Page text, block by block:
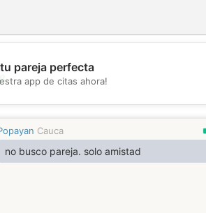
💕
pareja perfecta
app de citas ahora!
Cauca
no busco pareja. solo amistad